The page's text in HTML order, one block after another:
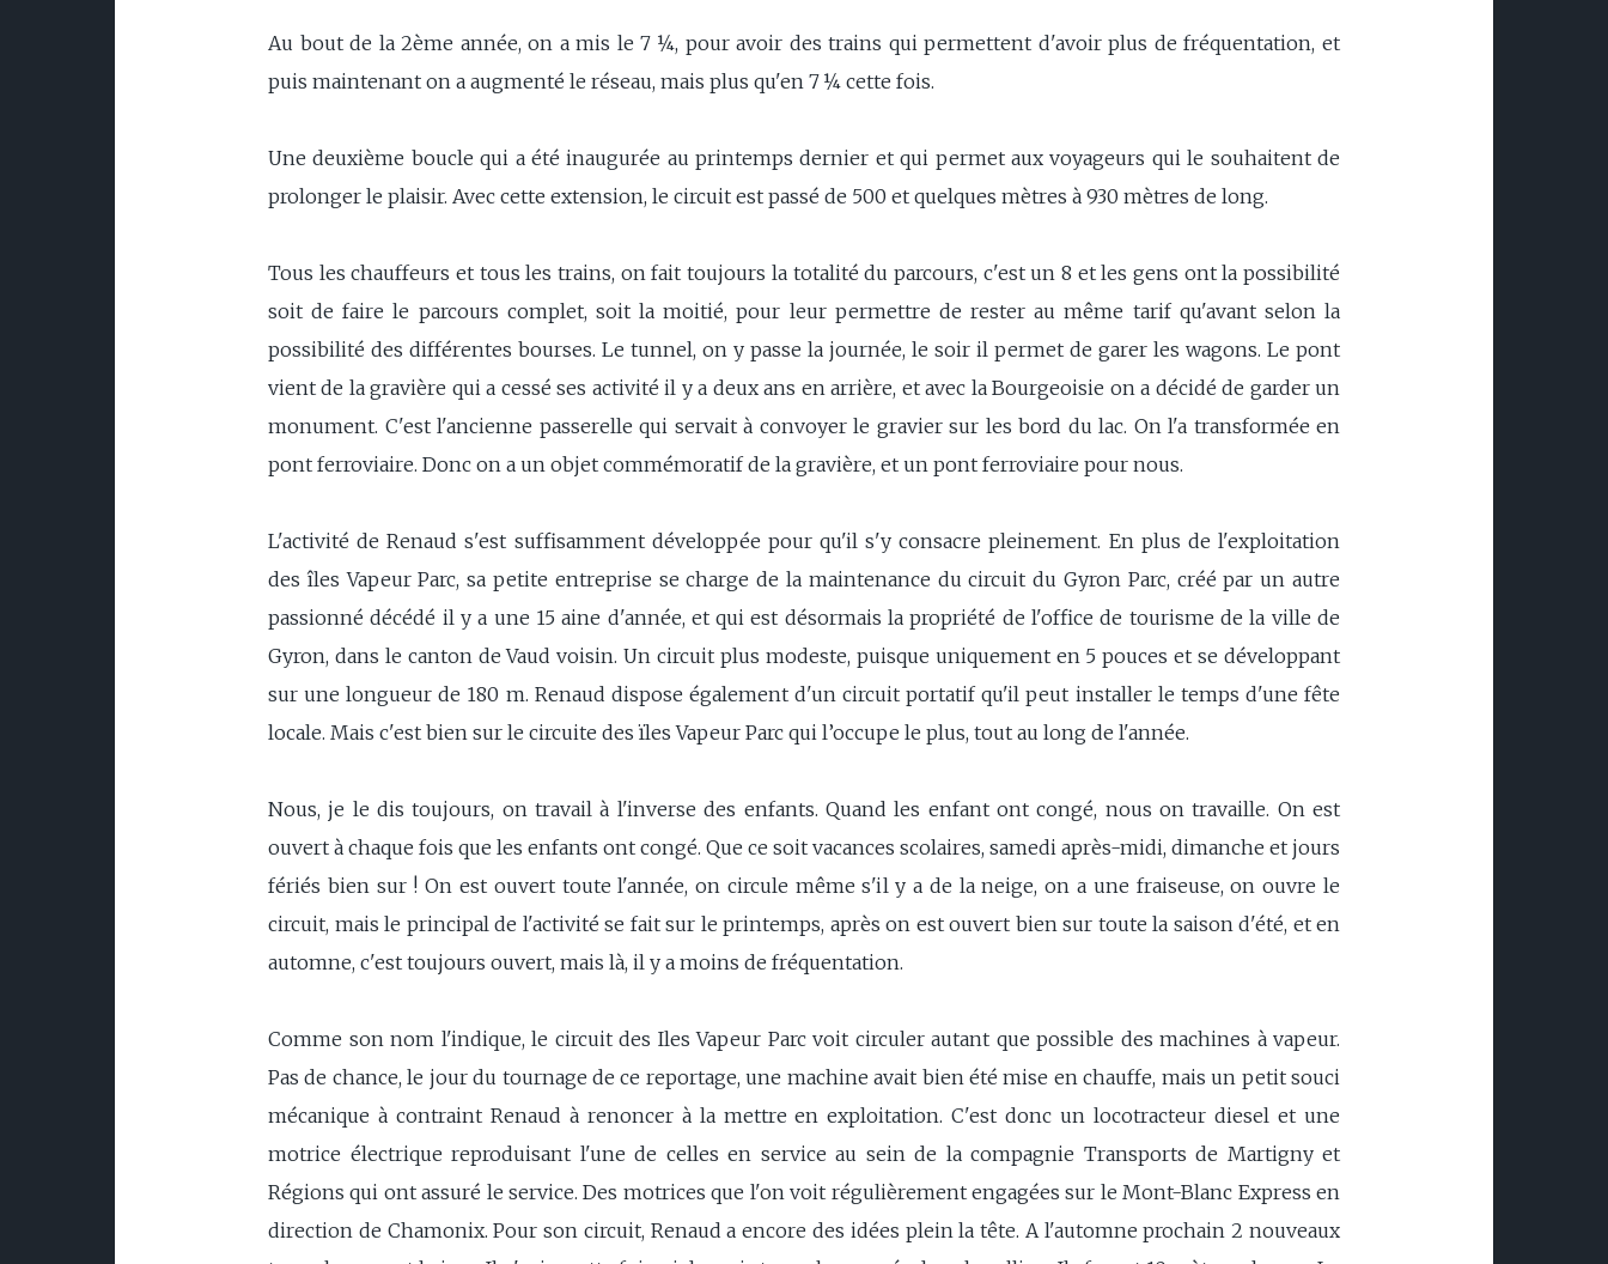
Au bout de la 2ème année, on a mis le 7 ¼, pour avoir des trains qui permettent d'avoir plus de fréquentation, et
puis maintenant on a augmenté le réseau, mais plus qu'en 7 ¼ cette fois.
Une deuxième boucle qui a été inaugurée au printemps dernier et qui permet aux voyageurs qui le souhaitent de
prolonger le plaisir. Avec cette extension, le circuit est passé de 500 et quelques mètres à 930 mètres de long.
Tous les chauffeurs et tous les trains, on fait toujours la totalité du parcours, c'est un 8 et les gens ont la possibilité
soit de faire le parcours complet, soit la moitié, pour leur permettre de rester au même tarif qu'avant selon la
possibilité des différentes bourses. Le tunnel, on y passe la journée, le soir il permet de garer les wagons. Le pont
vient de la gravière qui a cessé ses activité il y a deux ans en arrière, et avec la Bourgeoisie on a décidé de garder un
monument. C'est l'ancienne passerelle qui servait à convoyer le gravier sur les bord du lac. On l'a transformée en
pont ferroviaire. Donc on a un objet commémoratif de la gravière, et un pont ferroviaire pour nous.
L'activité de Renaud s'est suffisamment développée pour qu'il s'y consacre pleinement. En plus de l'exploitation
des îles Vapeur Parc, sa petite entreprise se charge de la maintenance du circuit du Gyron Parc, créé par un autre
passionné décédé il y a une 15 aine d'année, et qui est désormais la propriété de l'office de tourisme de la ville de
Gyron, dans le canton de Vaud voisin. Un circuit plus modeste, puisque uniquement en 5 pouces et se développant
sur une longueur de 180 m. Renaud dispose également d'un circuit portatif qu'il peut installer le temps d'une fête
locale. Mais c'est bien sur le circuite des ïles Vapeur Parc qui l’occupe le plus, tout au long de l'année.
Nous, je le dis toujours, on travail à l'inverse des enfants. Quand les enfant ont congé, nous on travaille. On est
ouvert à chaque fois que les enfants ont congé. Que ce soit vacances scolaires, samedi après-midi, dimanche et jours
fériés bien sur ! On est ouvert toute l'année, on circule même s'il y a de la neige, on a une fraiseuse, on ouvre le
circuit, mais le principal de l'activité se fait sur le printemps, après on est ouvert bien sur toute la saison d'été, et en
automne, c'est toujours ouvert, mais là, il y a moins de fréquentation.
Comme son nom l'indique, le circuit des Iles Vapeur Parc voit circuler autant que possible des machines à vapeur.
Pas de chance, le jour du tournage de ce reportage, une machine avait bien été mise en chauffe, mais un petit souci
mécanique à contraint Renaud à renoncer à la mettre en exploitation. C'est donc un locotracteur diesel et une
motrice électrique reproduisant l'une de celles en service au sein de la compagnie Transports de Martigny et
Régions qui ont assuré le service. Des motrices que l'on voit régulièrement engagées sur le Mont-Blanc Express en
direction de Chamonix. Pour son circuit, Renaud a encore des idées plein la tête. A l'automne prochain 2 nouveaux